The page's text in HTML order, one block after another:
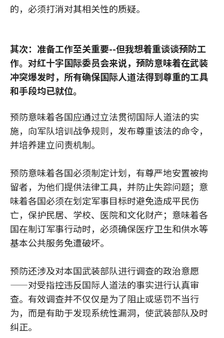
的，必须打消对其相关性的质疑。
其次：准备工作至关重要--但我想着重谈谈预防工
作。对红十字国际委员会来说，预防意味着在武装
冲突爆发时，所有确保国际人道法得到尊重的工具
和手段均已就位。
预防意味着各国应通过立法贯彻国际人道法的实
施，向军队培训战争规则，发布尊重该法的命令，
并培养建立问责机制。
预防意味着各国必须制定计划，有尊严地安置被拘
留者，为他们提供法律工具，并防止失踪问题；意
味着各国必须在划定军事目标时避免造成平民伤
亡，保护民居、学校、医院和文化财产；意味着各
国在制订军事行动时，必须确保医疗卫生和供水等
基本公共服务免遭破坏。
预防还涉及对本国武装部队进行调查的政治意愿
——对受指控违反国际人道法的事实进行认真审
查。有效调查并不仅仅是为了阻止或惩罚不当行
为，而是有助于发现系统性漏洞，使武装部队及时
纠正。